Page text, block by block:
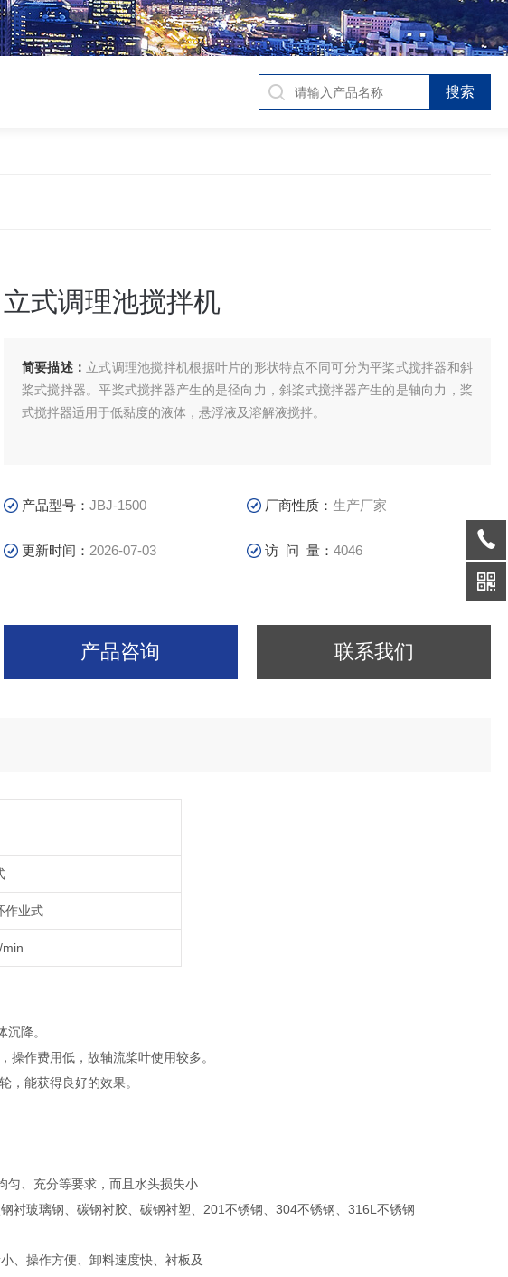
立式调理池搅拌机
简要描述： 立式调理池搅拌机根据叶片的形状特点不同可分为平桨式搅拌器和斜
桨式搅拌器。平桨式搅拌器产生的是径向力，斜桨式搅拌器产生的是轴向力，桨
式搅拌器适用于低黏度的液体，悬浮液及溶解液搅拌。
产品型号： JBJ-1500 厂商性质：生产厂家
更新时间： 2026-07-03 访 问 量：4046
产品咨询 联系我们
作业式
降。
操作费用低，故轴流桨叶使用较多。
，能获得良好的效果。
匀、充分等要求，而且水头损失小
衬玻璃钢、碳钢衬胶、碳钢衬塑、201不锈钢、304不锈钢、316L不锈钢
、操作方便、卸料速度快、衬板及